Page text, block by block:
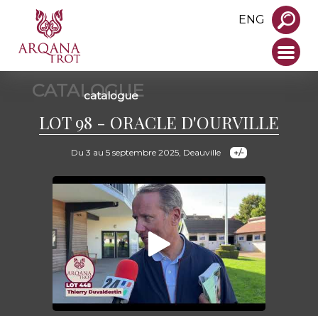
ENG
CATALOGUE
catalogue
LOT 98 - ORACLE D'OURVILLE
Du 3 au 5 septembre 2025, Deauville